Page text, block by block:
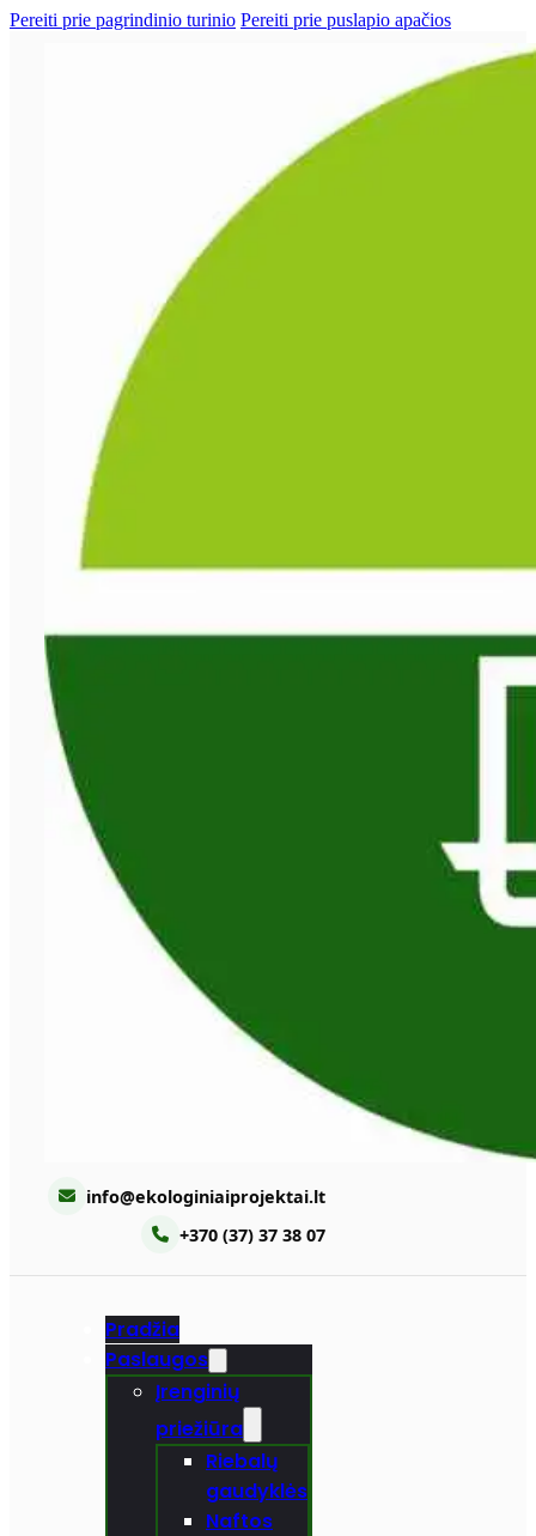
Pereiti prie pagrindinio turinio Pereiti prie puslapio apačios
info@ekologiniaiprojektai.lt
+370 (37) 37 38 07
Pradžia
Paslaugos
Įrenginių
priežiūra
Riebalų
gaudyklės
Naftos